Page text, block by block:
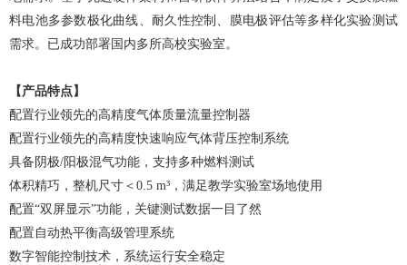
料电池多参数极化曲线、耐久性控制、膜电极评估等多样化实验测试
需求。已成功部署国内多所高校实验室。
【产品特点】
配置行业领先的高精度气体质量流量控制器
配置行业领先的高精度快速响应气体背压控制系统
具备阴极/阳极混气功能，支持多种燃料测试
体积精巧，整机尺寸＜0.5 m³，满足教学实验室场地使用
配置“双屏显示”功能，关键测试数据一目了然
配置自动热平衡高级管理系统
数字智能控制技术，系统运行安全稳定